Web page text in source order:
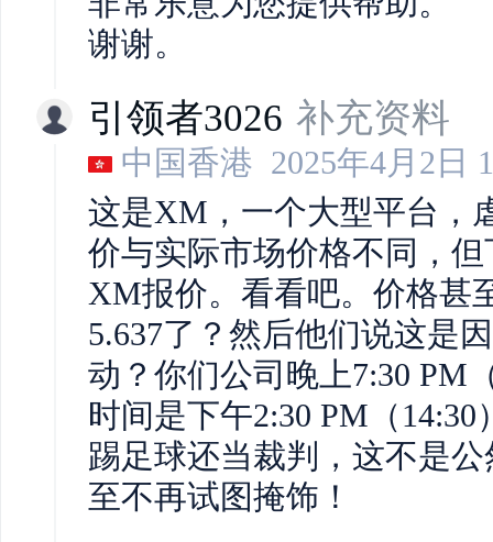
谢谢。
引领者3026 补充资料
中国香港 2025年4月2日
这是XM，一个大型平台，
价与实际市场价格不同，
XM报价。看看吧。价格甚
5.637了？然后他们说这是
动？你们公司晚上7:30 PM
时间是下午2:30 PM（
踢足球还当裁判，这不是
至不再试图掩饰！